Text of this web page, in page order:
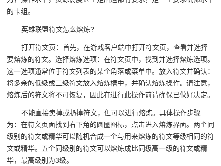
的卡组。
英雄联盟符文怎么熔炼?
打开符文页：首先，在游戏客户端中打开符文页，查看并选择
要熔炼的符文。选择熔炼选项：在符文页中，找到并选择熔炼选项。
这一选项通常位于符文列表的某个角落或菜单中。放入符文并确认：
将多余的低级或三级符文放入熔炼槽中，并确认熔炼操作。请注意，
熔炼后的符文将不可恢复，因此在进行此操作前请确保已做好决定。
不能直接卖掉或扔掉符文，但可以进行熔炼。具体操作步骤
为：在符文页面找到右下角的圆圈图标，点击进入熔炼界面。两个同
级别的符文或精华可以随机合成一个与用来熔炼的符文等级相同的符
文或精华。五个同级别的符文可以熔炼成比同级高一级的符文或精
华，最高级别为3级。